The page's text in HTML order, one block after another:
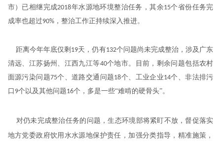
市）已相继完成2018年水源地环境整治任务，其余15个省份任务完
成率也超过90%，整治工作正持续深入推进。
距离今年年底仅剩 19天，仍有132个问题尚未完成整治，涉及广东
清远、江苏扬州、江西九江等40个地市。目前，剩余问题包括农村
面源污染问题75个、道路交通问题18个、工业企业14个、非法排污
口 9个以及其他问题16个，多是一些“难啃的硬骨头”。
对仍未完成整治任务的问题，生态环境部将紧盯不放，督促落实
地方党委政府饮用水水源地保护责任，加强分类指导，精准施策，